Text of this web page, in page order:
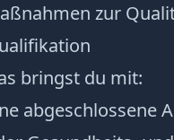
zur
bringst du mit:
abgeschlossene